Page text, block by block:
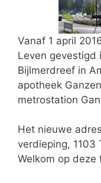
Vanaf 1 april
Leven gevestigd
Bijlmerdreef in
apotheek
metrostation
Het nieuwe
verdieping, 1103
Welkom op deze